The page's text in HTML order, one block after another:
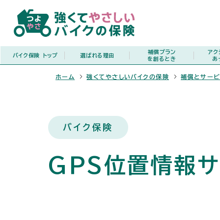
バイク保険 トップ 選ばれる理由
補償プラン
を創るとき
アク
あ
ホーム 強くてやさしいバイクの保険 補償とサー
バイク保険
GPS位置情報